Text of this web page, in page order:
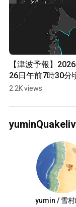
【津波予報】
26日午前7時30分
沖で最大震度6強
2.2K views
yumin / 雪